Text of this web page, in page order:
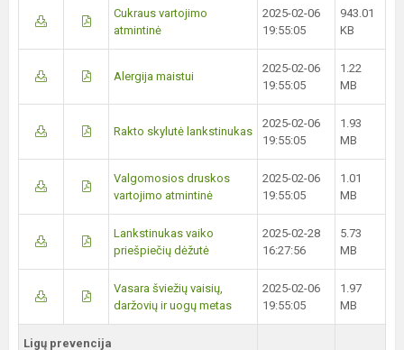
Cukraus vartojimo
atmintinė
2025-02-06
19:55:05
943.01
KB
Alergija maistui
2025-02-06
19:55:05
1.22
MB
Rakto skylutė lankstinukas
2025-02-06
19:55:05
1.93
MB
Valgomosios druskos
vartojimo atmintinė
2025-02-06
19:55:05
1.01
MB
Lankstinukas vaiko
priešpiečių dėžutė
2025-02-28
16:27:56
5.73
MB
Vasara šviežių vaisių,
daržovių ir uogų metas
2025-02-06
19:55:05
1.97
MB
Ligų prevencija